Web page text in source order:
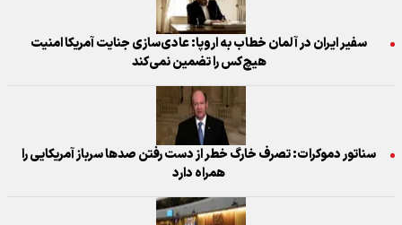
سفیر ایران در آلمان خطاب به اروپا: عادی‌سازی جنایت آمریکا امنیت
هیچ‌کس را تضمین نمی‌کند
سناتور دموکرات: تصرف خارگ خطر از دست رفتن صدها سرباز آمریکایی را
همراه دارد